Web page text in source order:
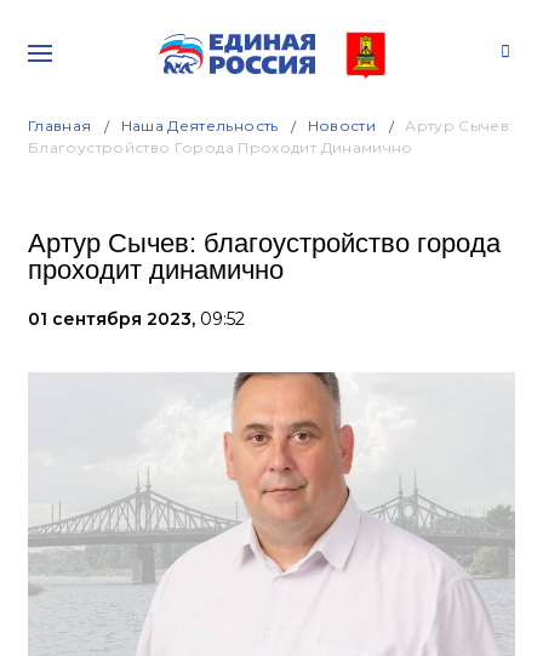
Главная Наша Деятельность Новости
Артур Сычев:
Благоустройство Города Проходит Динамично
Артур Сычев: благоустройство города
проходит динамично
01 сентября 2023, 09:52